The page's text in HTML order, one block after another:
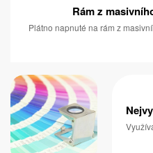
Rám z
Plátno napnuté na rám z